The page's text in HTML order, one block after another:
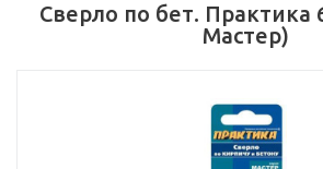
Сверло по бет. Практика
Мастер)